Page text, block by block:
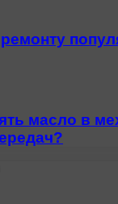
масло в